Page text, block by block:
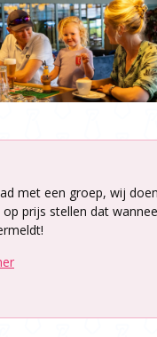
met een groep, wij
prijs stellen dat